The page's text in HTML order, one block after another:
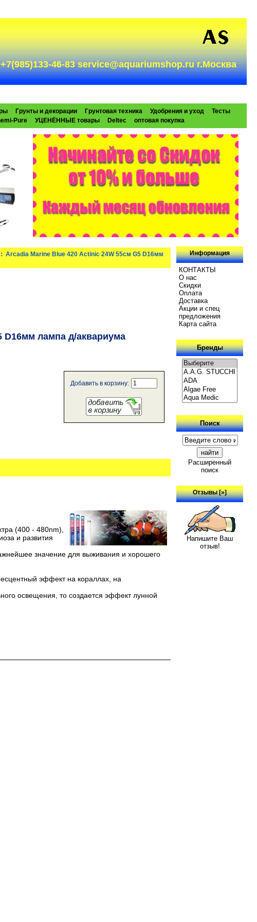
46-83 service@aquariumshop.ru г.Москва
Грунты и декорации Грунтовая техника Удобрения и уход
Тесты
Pure УЦЕНЁННЫЕ товары Deltec оптовая покупка
Arcadia Marine Blue 420 Actinic 24W 55см G5 D16мм
D16мм лампа д/аквариума
Добавить в корзину:
(400 - 480nm),
и развития
значение для выживания и хорошего
эффект на кораллах, на
освещения, то создается эффект лунной
Информация
КОНТАКТЫ
О нас
Скидки
Oплатa
Доставка
Акции и спец
предложения
Карта сайта
Бренды
Поиск
Расширенный
поиск
Отзывы [»]
Напишите Ваш
отзыв!